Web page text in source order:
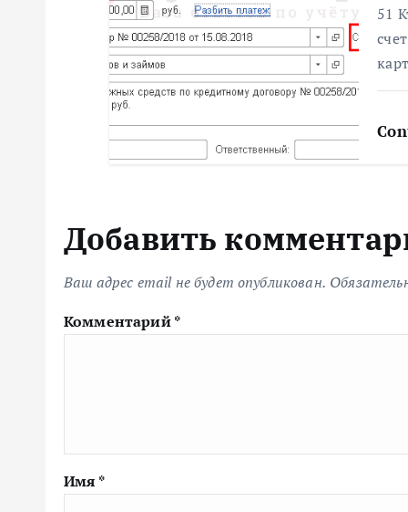
51
Добавить
Ваш адрес email не будет опубликован.
Комментарий*
Имя *